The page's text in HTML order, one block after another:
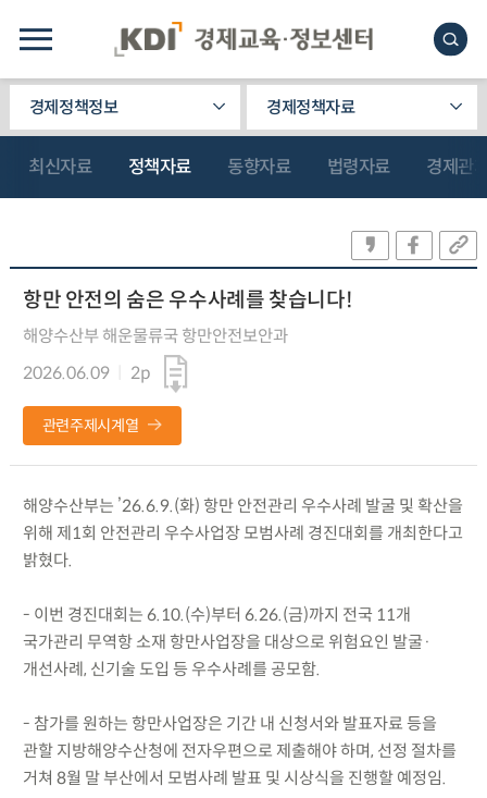
경제정책정보 경제정책자료
최신자료 정책자료 동향자료 법령자료 경제관
항만 안전의 숨은 우수사례를 찾습니다!
해양수산부 해운물류국 항만안전보안과
2026.06.09
2p
관련주제시계열
해양수산부는 ’26.6.9.(화) 항만 안전관리 우수사례 발굴 및 확산을
위해 제1회 안전관리 우수사업장 모범사례 경진대회를 개최한다고
밝혔다.
- 이번 경진대회는 6.10.(수)부터 6.26.(금)까지 전국 11개
국가관리 무역항 소재 항만사업장을 대상으로 위험요인 발굴·
개선사례, 신기술 도입 등 우수사례를 공모함.
- 참가를 원하는 항만사업장은 기간 내 신청서와 발표자료 등을
관할 지방해양수산청에 전자우편으로 제출해야 하며, 선정 절차를
거쳐 8월 말 부산에서 모범사례 발표 및 시상식을 진행할 예정임.